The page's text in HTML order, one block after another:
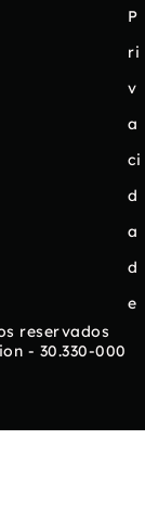
P
ri
v
a
ci
d
a
d
e
reservados
- 30.330-000